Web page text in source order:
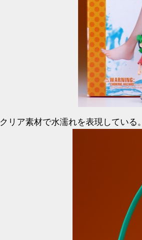
クリア素材で水濡れを表現している。